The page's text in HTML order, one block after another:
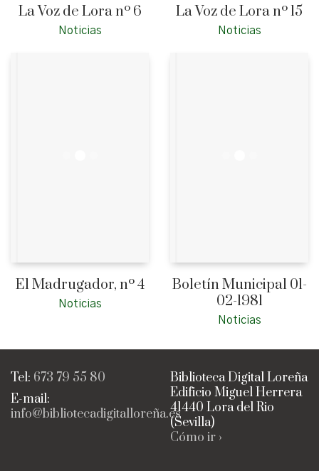
La Voz de Lora nº 6
Noticias
La Voz de Lora nº 15
Noticias
El Madrugador, nº 4
Noticias
Boletín Municipal 01-
02-1981
Noticias
Tel: 673 79 55 80
E-mail:
info@bibliotecadigitalloreña.es
Biblioteca Digital Loreña
Edificio Miguel Herrera
41440 Lora del Rio
(Sevilla)
Cómo ir ›